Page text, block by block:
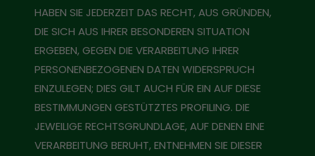
HABEN SIE JEDERZEIT DAS RECHT, AUS GRÜNDEN,
DIE SICH AUS IHRER BESONDEREN SITUATION
ERGEBEN, GEGEN DIE VERARBEITUNG IHRER
PERSONENBEZOGENEN DATEN WIDERSPRUCH
EINZULEGEN; DIES GILT AUCH FÜR EIN AUF DIESE
BESTIMMUNGEN GESTÜTZTES PROFILING. DIE
JEWEILIGE RECHTSGRUNDLAGE, AUF DENEN EINE
VERARBEITUNG BERUHT, ENTNEHMEN SIE DIESER